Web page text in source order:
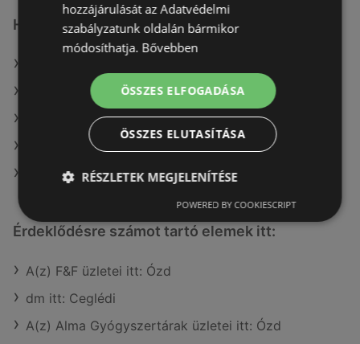
Hasonló kiskereskedők
A(z) Príma ajánlatai
A(z) Family Frost ajánlatai
A(z) G'Roby ajánlatai
A(z) Aldi ajánlatai
Érdeklődésre számot tartó elemek itt:
A(z) F&F üzletei itt: Ózd
dm itt: Ceglédi
A(z) Alma Gyógyszertárak üzletei itt: Ózd
hozzájárulását az Adatvédelmi
szabályzatunk oldalán bármikor
módosíthatja. Bővebben
ÖSSZES ELFOGADÁSA
ÖSSZES ELUTASÍTÁSA
RÉSZLETEK MEGJELENÍTÉSE
POWERED BY COOKIESCRIPT